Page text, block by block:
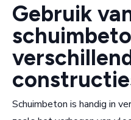
Gebruik
Schuimbeton is handig in